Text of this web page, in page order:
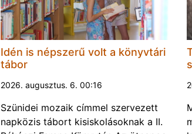
Idén is népszerű volt a könyvtári
tábor
2026. augusztus. 6. 00:16
Szünidei mozaik címmel szervezett
napközis tábort kisiskolásoknak a II.